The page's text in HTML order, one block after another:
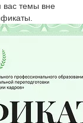
вас темы вне